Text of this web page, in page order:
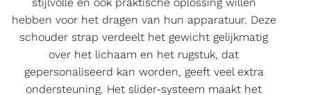
hebben voor het dragen van hun apparatuur. Deze
schouder strap verdeelt het gewicht gelijkmatig
over het lichaam en het rugstuk, dat
gepersonaliseerd kan worden, geeft veel extra
ondersteuning. Het slider-systeem maakt het